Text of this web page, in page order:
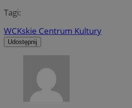
Tagi:
WCKskie Centrum Kultury
Udostępnij